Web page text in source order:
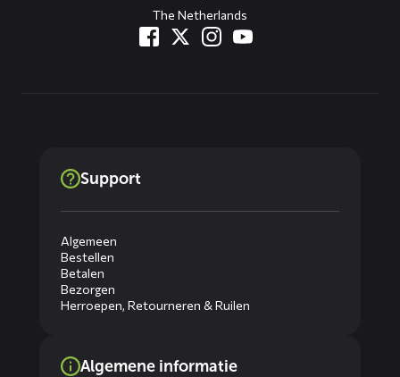
The Netherlands
Support
Algemeen
Bestellen
Betalen
Bezorgen
Herroepen, Retourneren & Ruilen
Algemene informatie